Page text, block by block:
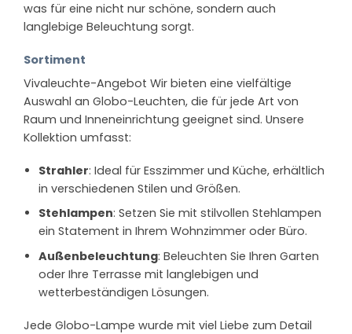
was für eine nicht nur schöne, sondern auch
langlebige Beleuchtung sorgt.
Sortiment
Vivaleuchte-Angebot Wir bieten eine vielfältige
Auswahl an Globo-Leuchten, die für jede Art von
Raum und Inneneinrichtung geeignet sind. Unsere
Kollektion umfasst:
Strahler: Ideal für Esszimmer und Küche, erhältlich
in verschiedenen Stilen und Größen.
Stehlampen: Setzen Sie mit stilvollen Stehlampen
ein Statement in Ihrem Wohnzimmer oder Büro.
Außenbeleuchtung: Beleuchten Sie Ihren Garten
oder Ihre Terrasse mit langlebigen und
wetterbeständigen Lösungen.
Jede Globo-Lampe wurde mit viel Liebe zum Detail